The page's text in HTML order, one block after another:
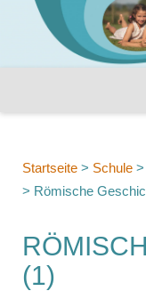
Startseite > Schule >
> Römische
(1)